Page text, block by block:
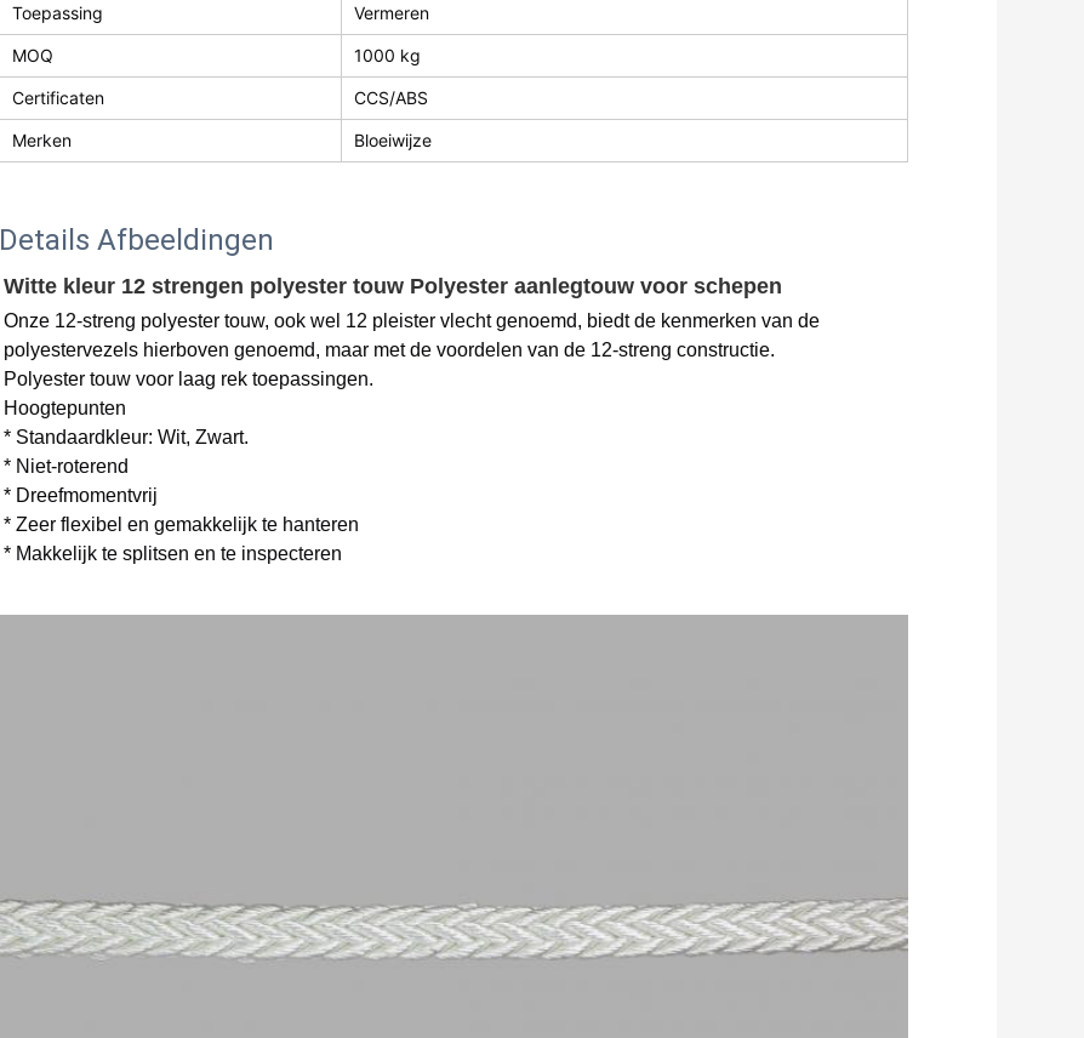
Toepassing Vermeren
MOQ 1000 kg
Certificaten CCS/ABS
Merken Bloeiwijze
Details Afbeeldingen
Witte kleur 12 strengen polyester touw Polyester aanlegtouw voor schepen
Onze 12-streng polyester touw, ook wel 12 pleister vlecht genoemd, biedt de kenmerken van de
polyestervezels hierboven genoemd, maar met de voordelen van de 12-streng constructie.
Polyester touw voor laag rek toepassingen.
Hoogtepunten
* Standaardkleur: Wit, Zwart.
* Niet-roterend
* Dreefmomentvrij
* Zeer flexibel en gemakkelijk te hanteren
* Makkelijk te splitsen en te inspecteren